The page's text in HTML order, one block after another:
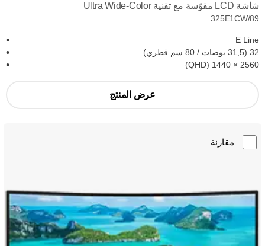
شاشة LCD مقوّسة مع تقنية Ultra Wide-Color
325E1CW/89
E Line
32 (31,5 بوصات / 80 سم قطري)
2560‏ × 1440 (QHD)
عرض المنتج
مقارنة